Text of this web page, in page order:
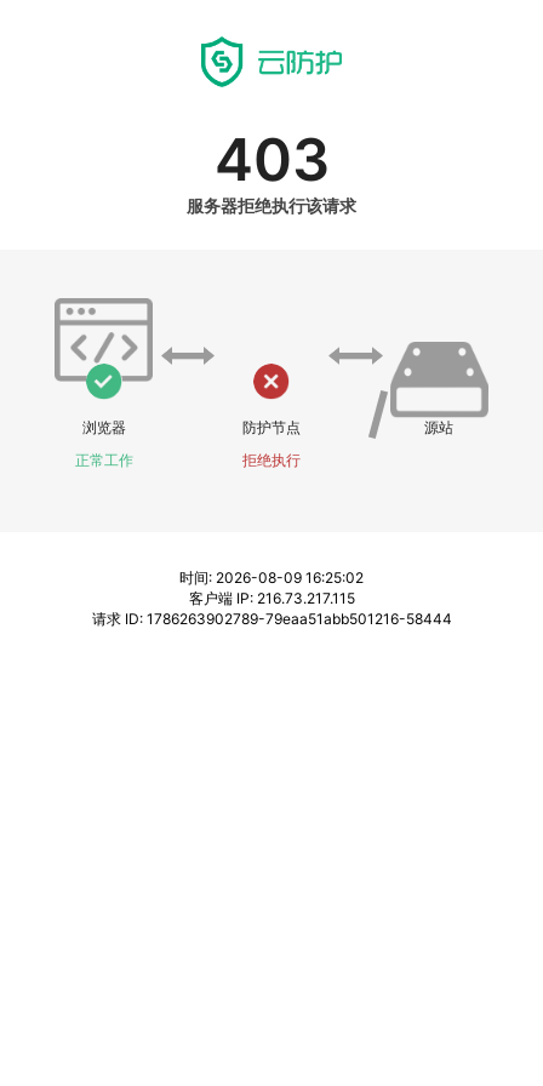
403
服务器拒绝执行该请求
浏览器
正常工作
防护节点
拒绝执行
源站
时间: 2026-08-09 16:25:02
客户端 IP: 216.73.217.115
请求 ID: 1786263902789-79eaa51abb501216-58444